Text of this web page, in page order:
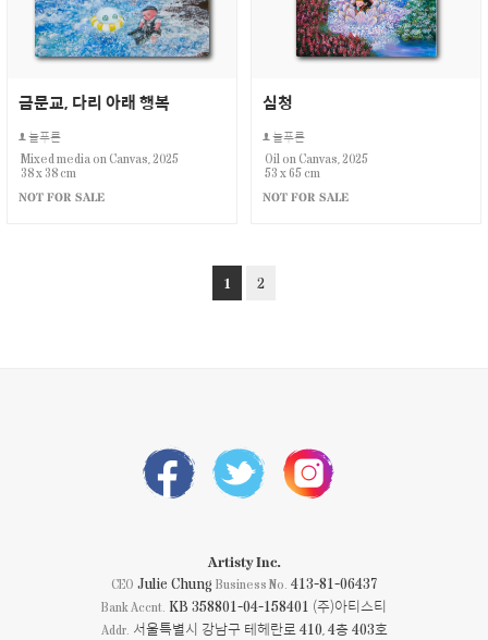
금문교, 다리 아래 행복
늘푸른
Mixed media on Canvas, 2025
38 x 38 cm
NOT FOR SALE
심청
늘푸른
Oil on Canvas, 2025
53 x 65 cm
NOT FOR SALE
1 2
Artisty Inc.
CEO Julie Chung Business No. 413-81-06437
Bank Accnt. KB 358801-04-158401 (주)아티스티
Addr. 서울특별시 강남구 테헤란로 410, 4층 403호